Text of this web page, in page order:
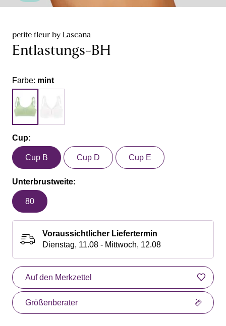
petite fleur by Lascana
Entlastungs-BH
Farbe: mint
Cup:
Cup B Cup D Cup E
Unterbrustweite:
80
Voraussichtlicher Liefertermin
Dienstag, 11.08 - Mittwoch, 12.08
Auf den Merkzettel
Größenberater